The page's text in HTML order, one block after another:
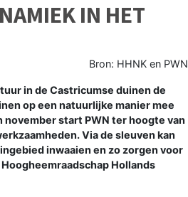
IN HET
Bron: HHNK en PWN
in de Castricumse duinen de
op een natuurlijke manier mee
start PWN ter hoogte van
Via de sleuven kan
inwaaien en zo zorgen voor
Hollands